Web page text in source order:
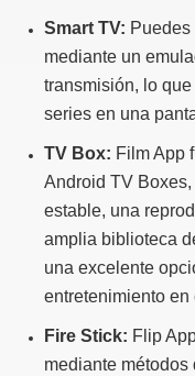
Smart TV:
mediante un
transmisión, lo
series en una
TV Box: Film App
Android TV
estable, una
amplia biblioteca
una excelente
entretenimiento en
Fire Stick: Flip
mediante